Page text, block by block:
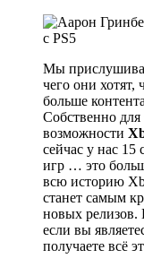
Мы
чего они
больше
Собственно
возможности
сейчас у нас 15
игр … это
всю историю
станет самым
новых релизов.
если вы
получаете всё